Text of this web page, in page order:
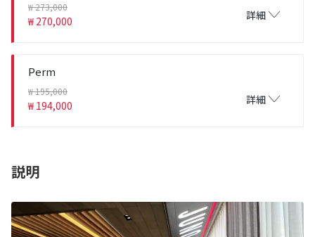
₩ 273,000
₩ 270,000 詳細
Perm
₩ 195,000
₩ 194,000 詳細
説明